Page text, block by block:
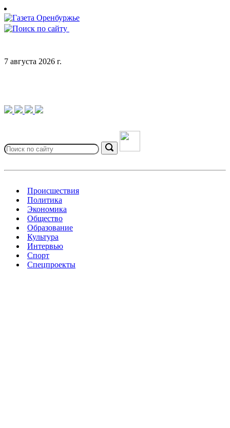
Skip
to
content
7 августа 2026 г.
for:
Search
Происшествия
Политика
Экономика
Общество
Образование
Культура
Интервью
Спорт
Спецпроекты